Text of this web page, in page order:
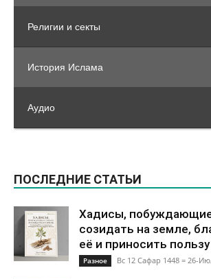
Религии и секты
История Ислама
Аудио
ПОСЛЕДНИЕ СТАТЬИ
Хадисы,
созидать на земле,
её и приносить
Разное Вс 12 Сафар 1448 = 26-